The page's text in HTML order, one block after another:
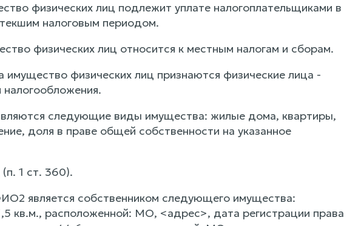
физических лиц подлежит уплате налогоплательщиками в
налоговым периодом.
физических лиц относится к местным налогам и сборам.
имущество физических лиц признаются физические лица -
следующие виды имущества: жилые дома, квартиры,
доля в праве общей собственности на указанное
1 ст. 360).
является собственником следующего имущества:
расположенной: МО, <адрес>, дата регистрации права